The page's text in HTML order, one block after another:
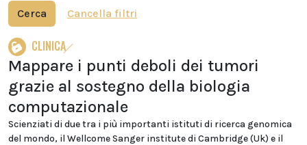
Cerca Cancella filtri
CLINICA
Mappare i punti deboli dei tumori
grazie al sostegno della biologia
computazionale
Scienziati di due tra i più importanti istituti di ricerca genomica
del mondo, il Wellcome Sanger institute di Cambridge (Uk) e il